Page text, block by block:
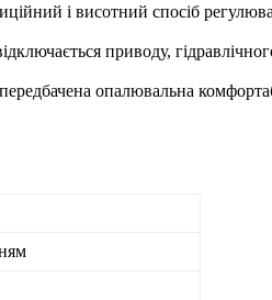
і висотний спосіб
приводу,
опалювальна